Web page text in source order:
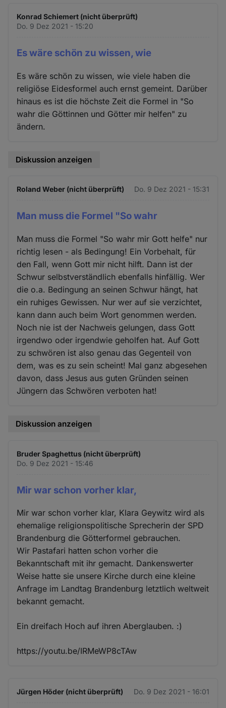
Konrad Schiemert (nicht überprüft)
Do. 9 Dez 2021 - 15:20
Es wäre schön zu wissen, wie
Es wäre schön zu wissen, wie viele haben die
religiöse Eidesformel auch ernst gemeint. Darüber
hinaus es ist die höchste Zeit die Formel in "So
wahr die Göttinnen und Götter mir helfen" zu
ändern.
Diskussion anzeigen
Roland Weber (nicht überprüft) Do. 9 Dez 2021 - 15:31
Man muss die Formel "So wahr
Man muss die Formel "So wahr mir Gott helfe" nur
richtig lesen - als Bedingung! Ein Vorbehalt, für
den Fall, wenn Gott mir nicht hilft. Dann ist der
Schwur selbstverständlich ebenfalls hinfällig. Wer
die o.a. Bedingung an seinen Schwur hängt, hat
ein ruhiges Gewissen. Nur wer auf sie verzichtet,
kann dann auch beim Wort genommen werden.
Noch nie ist der Nachweis gelungen, dass Gott
irgendwo oder irgendwie geholfen hat. Auf Gott
zu schwören ist also genau das Gegenteil von
dem, was es zu sein scheint! Mal ganz abgesehen
davon, dass Jesus aus guten Gründen seinen
Jüngern das Schwören verboten hat!
Diskussion anzeigen
Bruder Spaghettus (nicht überprüft)
Do. 9 Dez 2021 - 15:46
Mir war schon vorher klar,
Mir war schon vorher klar, Klara Geywitz wird als
ehemalige religionspolitische Sprecherin der SPD
Brandenburg die Götterformel gebrauchen.
Wir Pastafari hatten schon vorher die
Bekanntschaft mit ihr gemacht. Dankenswerter
Weise hatte sie unsere Kirche durch eine kleine
Anfrage im Landtag Brandenburg letztlich weltweit
bekannt gemacht.
Ein dreifach Hoch auf ihren Aberglauben. :)
https://youtu.be/IRMeWP8cTAw
Jürgen Höder (nicht überprüft) Do. 9 Dez 2021 - 16:01